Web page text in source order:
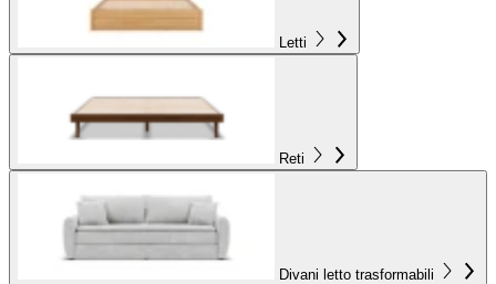
Letti
Reti
Divani letto trasformabili